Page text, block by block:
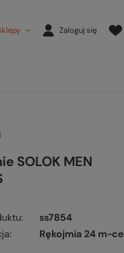
Zaloguj się
SOLOK MEN
ss7854
Rękojmia 24 m-ce